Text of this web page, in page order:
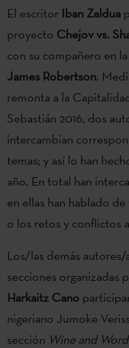
El escritor Iban Zaldua
proyecto Chejov vs.
con su compañero en
James Robertson.
remonta a la
Sebastián 2016, dos
intercambian
temas; y así lo han
año. En total han
en ellas han hablado
o los retos y conflictos
Los/las demás
secciones organizadas
Harkaitz Cano
nigeriano Jumoke
sección Wine and